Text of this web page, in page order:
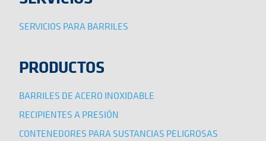
SERVICIOS PARA BARRILES
PRODUCTOS
BARRILES DE ACERO INOXIDABLE
RECIPIENTES A PRESIÓN
CONTENEDORES PARA SUSTANCIAS PELIGROSAS